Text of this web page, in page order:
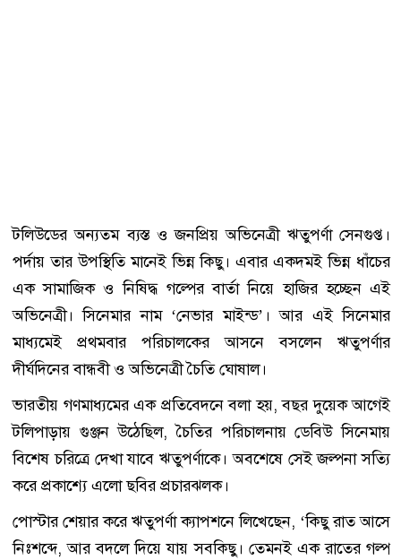
টলিউডের অন্যতম ব্যস্ত ও জনপ্রিয় অভিনেত্রী ঋতুপর্ণা সেনগুপ্ত।
পর্দায় তার উপস্থিতি মানেই ভিন্ন কিছু। এবার একদমই ভিন্ন ধাঁচের
এক সামাজিক ও নিষিদ্ধ গল্পের বার্তা নিয়ে হাজির হচ্ছেন এই
অভিনেত্রী। সিনেমার নাম ‘নেভার মাইন্ড’। আর এই সিনেমার
মাধ্যমেই প্রথমবার পরিচালকের আসনে বসলেন ঋতুপর্ণার
দীর্ঘদিনের বান্ধবী ও অভিনেত্রী চৈতি ঘোষাল।
ভারতীয় গণমাধ্যমের এক প্রতিবেদনে বলা হয়, বছর দুয়েক আগেই
টলিপাড়ায় গুঞ্জন উঠেছিল, চৈতির পরিচালনায় ডেবিউ সিনেমায়
বিশেষ চরিত্রে দেখা যাবে ঋতুপর্ণাকে। অবশেষে সেই জল্পনা সত্যি
করে প্রকাশ্যে এলো ছবির প্রচারঝলক।
পোস্টার শেয়ার করে ঋতুপর্ণা ক্যাপশনে লিখেছেন, ‘কিছু রাত আসে
নিঃশব্দে, আর বদলে দিয়ে যায় সবকিছু। তেমনই এক রাতের গল্প